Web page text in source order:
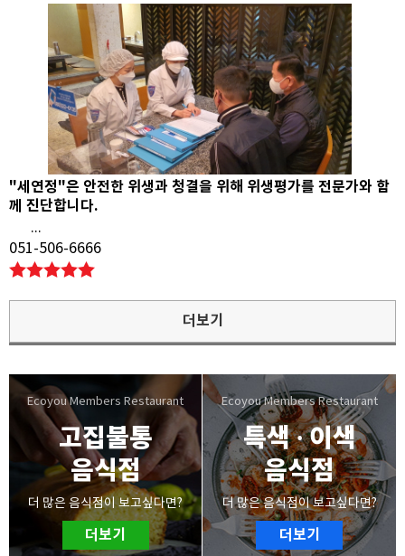
"세연정"은 안전한 위생과 청결을 위해 위생평가를 전문가와 함
께 진단합니다.
...
051-506-6666
더보기
고집불통
음식점
더 많은 음식점이 보고싶다면?
더보기
특색 · 이색
음식점
더 많은 음식점이 보고싶다면?
더보기